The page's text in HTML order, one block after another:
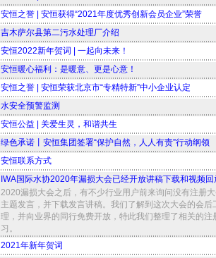
安恒之誉 | 安恒获得“2021年度优秀创新会员企业”荣誉
吉木萨尔县第二污水处理厂介绍
安恒2022新年贺词 | 一起向未来！
安恒暖心福利：是暖意、更是心意！
安恒之誉 | 安恒荣获北京市“专精特新”中小企业认定
水安全预警监测
安恒公益 | 关爱生灵，和谐共生
绿色承诺丨安恒集团签署“保护自然，人人有责”行动纲领
安恒联系方式
IWA国际水协2020年漏损大会已经开放讲稿下载和视频回
2020漏损大会之后，有不少行业用户前来询问没有注册
主题发言，并下载发言讲稿。我们了解到这次大会的会
理，并向业界的同行免费开放，特此我们整理了相关的
习。
2021年新年贺词